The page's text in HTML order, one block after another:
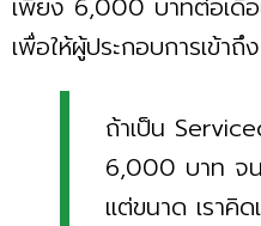
เพื่อให้ผู้ประกอบการเข้าถึ
ถ้าเป็น
6,000 บาท จ
แต่ขนาด เราคิ